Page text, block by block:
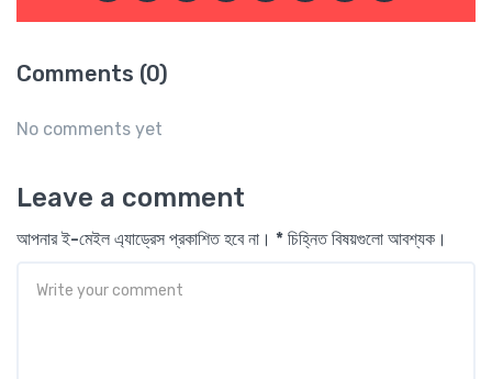
Comments (0)
No comments yet
Leave a comment
আপনার ই-মেইল এ্যাড্রেস প্রকাশিত হবে না। * চিহ্নিত বিষয়গুলো আবশ্যক।